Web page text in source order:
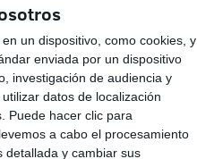
un dispositivo, como cookies, y
enviada por un dispositivo
investigación de audiencia y
datos de localización
Puede hacer clic para
a cabo el procesamiento
detallada y cambiar sus
el